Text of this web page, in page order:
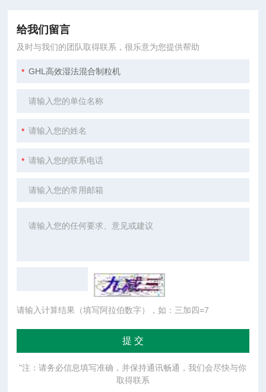
给我们留言
及时与我们的团队取得联系，很乐意为您提供帮助
请输入计算结果（填写阿拉伯数字），如：三加四=7
"注：请务必信息填写准确，并保持通讯畅通，我们会尽快与你
取得联系